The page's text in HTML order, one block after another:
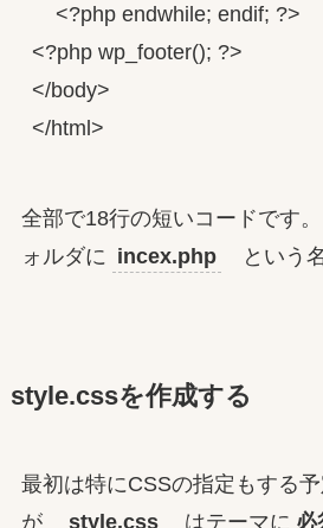
<?php endwhile; endif; ?>
<?php wp_footer(); ?>
</body>
</html>
全部で18行の短いコードです
ォルダに incex.php という
style.cssを作成する
最初は特にCSSの指定もする
が
style.css はテーマに 必